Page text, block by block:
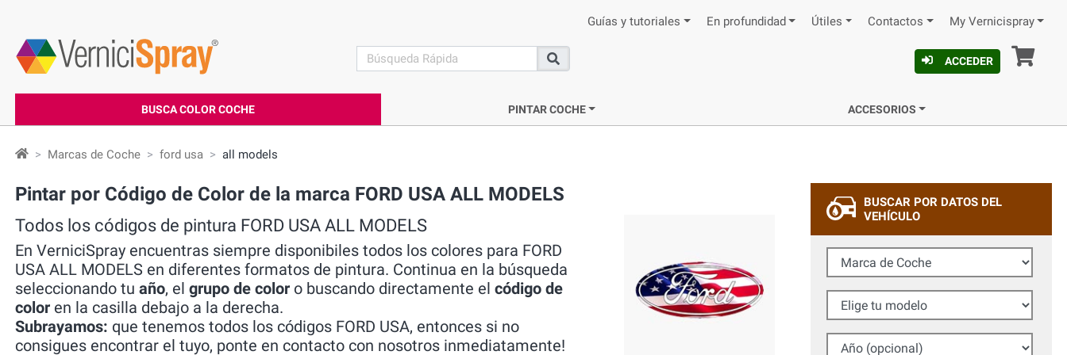
Guías y tutoriales En profundidad Útiles Contactos My Vernicispray
search
Buscar
ACCEDER
BUSCA COLOR COCHE PINTAR COCHE ACCESORIOS
Marcas de Coche ford usa all models
Pintar por Código de Color de la marca FORD USA ALL MODELS
Todos los códigos de pintura FORD USA ALL MODELS
En VerniciSpray encuentras siempre disponibiles todos los colores para FORD
USA ALL MODELS en diferentes formatos de pintura. Continua en la búsqueda
seleccionando tu año, el grupo de color o buscando directamente el código de
color en la casilla debajo a la derecha.
Subrayamos: que tenemos todos los códigos FORD USA, entonces si no
consigues encontrar el tuyo, ponte en contacto con nosotros inmediatamente!
BUSCAR POR DATOS DEL
VEHÍCULO
Marca de Coche
Elige tu modelo
Año (opcional)